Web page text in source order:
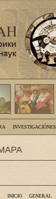
INVESTIGACIÓNES
INICIO GENERAL